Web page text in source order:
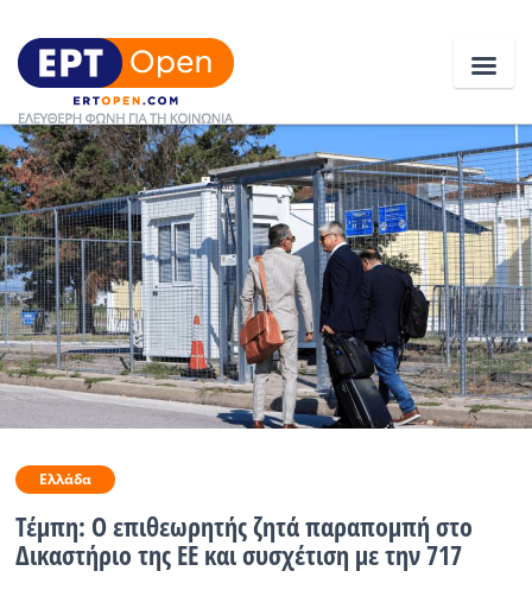
Ειδήσεις
Ελλάδα
Κοινωνία
Πολιτική
Οικονομία
Ραδιόφωνο
Ελλάδα
Τέμπη: Ο επιθεωρητής ζητά παραπομπή στο
Δικαστήριο της ΕΕ και συσχέτιση με την 717